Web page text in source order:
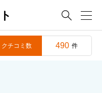

クチコミ数 490 件